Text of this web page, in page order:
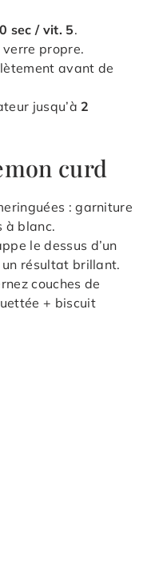
sec / vit. 5.
verre propre.
avant de
jusqu’à 2
curd
: garniture
à blanc.
le dessus d’un
résultat brillant.
couches de
+ biscuit